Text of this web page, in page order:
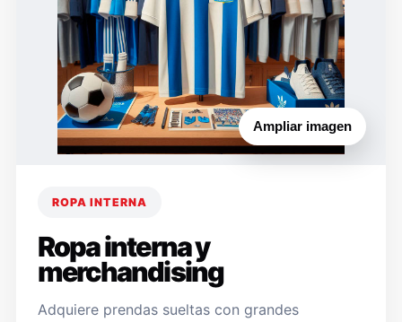
Ampliar imagen
ROPA INTERNA
Ropa interna y
merchandising
Adquiere prendas sueltas con grandes